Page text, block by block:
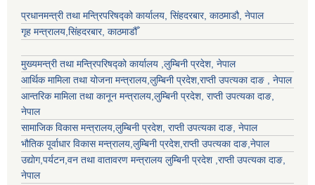
प्रधानमन्त्री तथा मन्त्रिपरिषद्को कार्यालय, सिंहदरबार, काठमाडौ, नेपाल
गृह मन्त्रालय,सिंहदरबार, काठमाडौँ
मुख्यमन्त्री तथा मन्त्रिपरिषद्को कार्यालय ,लुम्बिनी प्रदेश, नेपाल
आर्थिक मामिला तथा योजना मन्त्रालय,लुम्बिनी प्रदेश,राप्ती उपत्यका दाङ , नेपाल
आन्तरिक मामिला तथा कानून मन्त्रालय,लुम्बिनी प्रदेश, राप्ती उपत्यका दाङ,
नेपाल
सामाजिक विकास मन्त्रालय,लुम्बिनी प्रदेश, राप्ती उपत्यका दाङ, नेपाल
भौतिक पूर्वाधार विकास मन्त्रालय,लुम्बिनी प्रदेश,राप्ती उपत्यका दाङ,नेपाल
उद्याेग,पर्यटन,वन तथा वातावरण मन्त्रालय लुम्बिनी प्रदेश ,राप्ती उपत्यका दाङ,
नेपाल